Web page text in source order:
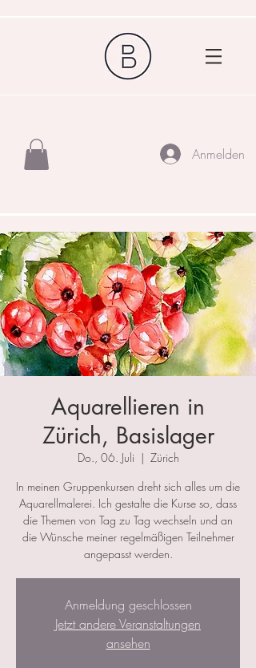
Anmelden
Aquarellieren in
Zürich, Basislager
Do., 06. Juli
  |
Zürich
In meinen Gruppenkursen dreht sich alles um die
Aquarellmalerei. Ich gestalte die Kurse so, dass
die Themen von Tag zu Tag wechseln und an
die Wünsche meiner regelmäßigen Teilnehmer
angepasst werden.
Anmeldung geschlossen
Jetzt andere Veranstaltungen
ansehen